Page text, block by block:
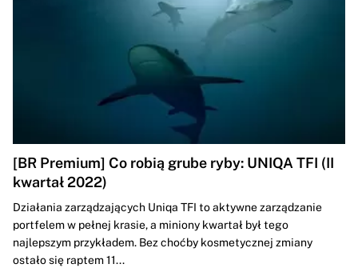
[BR Premium] Co robią grube ryby: UNIQA TFI (II
kwartał 2022)
Działania zarządzających Uniqa TFI to aktywne zarządzanie
portfelem w pełnej krasie, a miniony kwartał był tego
najlepszym przykładem. Bez choćby kosmetycznej zmiany
ostało się raptem 11...